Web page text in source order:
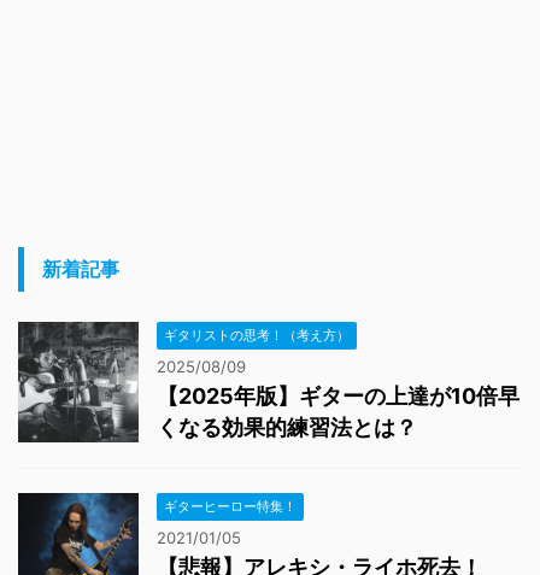
新着記事
ギタリストの思考！（考え方）
2025/08/09
【2025年版】ギターの上達が10倍早
くなる効果的練習法とは？
ギターヒーロー特集！
2021/01/05
【悲報】アレキシ・ライホ死去！